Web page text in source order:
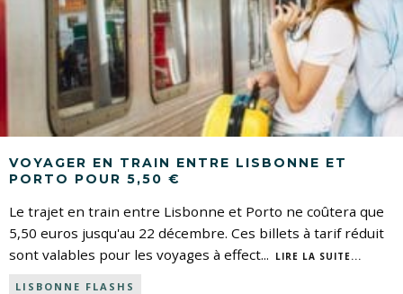
VOYAGER EN TRAIN ENTRE LISBONNE ET
PORTO POUR 5,50 €
Le trajet en train entre Lisbonne et Porto ne coûtera que
5,50 euros jusqu'au 22 décembre. Ces billets à tarif réduit
sont valables pour les voyages à effect... LIRE LA SUITE...
LISBONNE FLASHS